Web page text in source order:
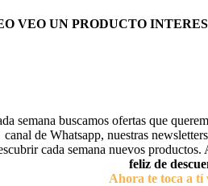
VEO UN PRODUCTO
semana buscamos ofertas que
canal de Whatsapp, nuestras
cada semana nuevos productos.
feliz de
Ahora te toca a tí